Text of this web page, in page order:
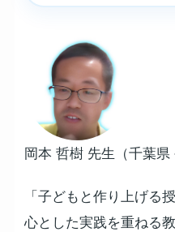
岡本 哲樹 先生（千葉県
「子どもと作り上げる
心とした実践を重ねる